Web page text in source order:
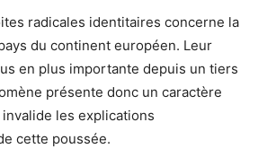
radicales identitaires concerne la
du continent européen. Leur
en plus importante depuis un tiers
présente donc un caractère
les explications
cette poussée.